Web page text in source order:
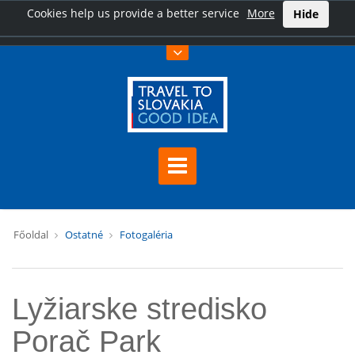
Cookies help us provide a better service More Hide
Főoldal Ostatné Fotogaléria
Lyžiarske stredisko
Porač Park